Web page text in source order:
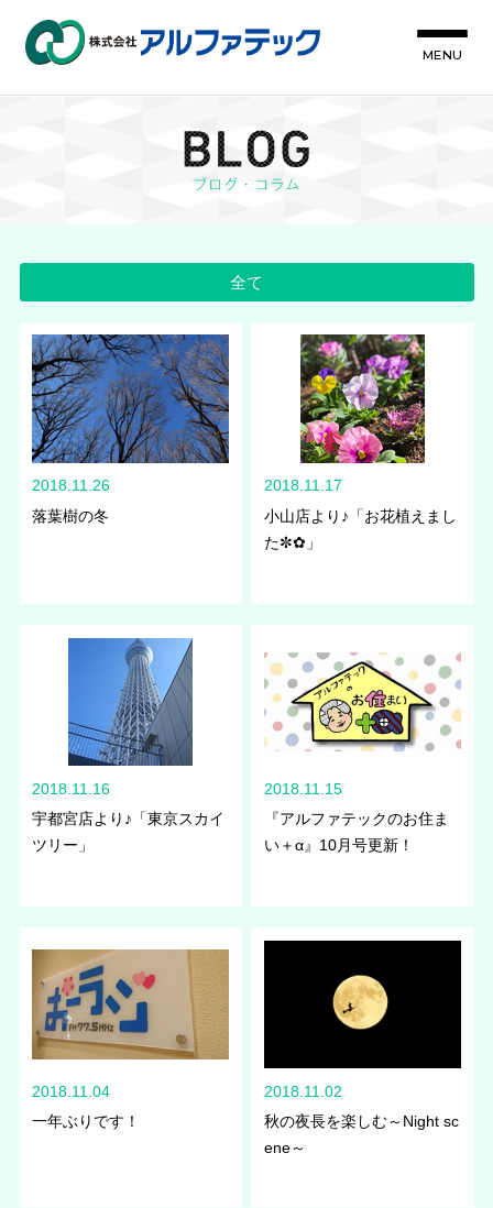
MENU
全て
2018.11.26
落葉樹の冬
2018.11.17
小山店より♪「お花植えまし
た✼✿」
2018.11.16
宇都宮店より♪「東京スカイ
ツリー」
2018.11.15
『アルファテックのお住ま
い＋α』10月号更新！
2018.11.04
一年ぶりです！
2018.11.02
秋の夜長を楽しむ～Night sc
ene～